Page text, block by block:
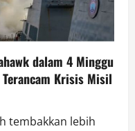
dalam 4 Minggu
Krisis Misil
tembakkan lebih